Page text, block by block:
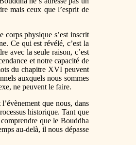
mais ceux que l’esprit de
physique s’est inscrit
Ce qui est révélé, c’est la
avec la seule raison, c’est
et notre capacité de
du chapitre XVI peuvent
auxquels nous sommes
ne peuvent le faire.
que nous, dans
historique. Tant que
que le Bouddha
au-delà, il nous dépasse